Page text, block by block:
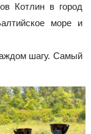
Котлин в город
море и
шагу. Самый